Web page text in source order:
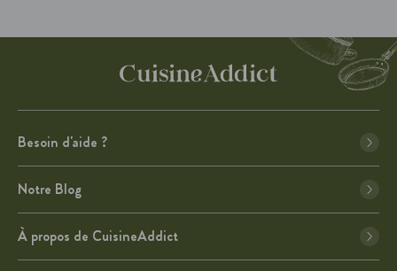
Besoin d'aide ?
Notre Blog
À propos de CuisineAddict